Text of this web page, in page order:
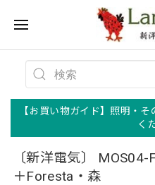
【お買い物ガイド】照明
く
〔新洋電気〕
＋Foresta・森